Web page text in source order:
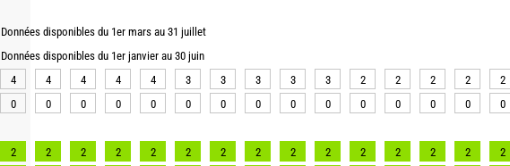
Données disponibles du 1er mars au 31 juillet
Données disponibles du 1er janvier au 30 juin
4
4 4 4 4 3 3 3 3 3 2 2 2 2 2
0
0 0 0 0 0 0 0 0 0 0 0 0 0 0
2 2 2 2 2 2 2 2 2 2 2 2 2 2 2